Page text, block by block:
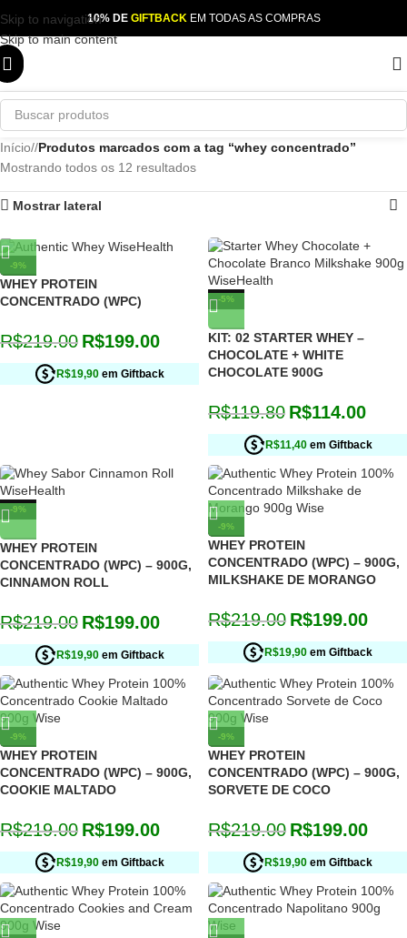
Skip to navigation
Skip to main content
10% DE GIFTBACKEM TODAS AS COMPRAS
Início/ Produtos marcados com a tag “whey concentrado”
Mostrando todos os 12 resultados
Mostrar lateral
-9%
WHEY PROTEIN
CONCENTRADO (WPC)
R$219.00 R$199.00
R$19,90 em Giftback
-5%
KIT: 02 STARTER WHEY –
CHOCOLATE + WHITE
CHOCOLATE 900G
R$119.80 R$114.00
R$11,40em Giftback
-9%
WHEY PROTEIN
CONCENTRADO (WPC) – 900G,
CINNAMON ROLL
R$219.00 R$199.00
R$19,90 em Giftback
-9%
WHEY PROTEIN
CONCENTRADO (WPC) – 900G,
MILKSHAKE DE MORANGO
R$219.00 R$199.00
R$19,90 em Giftback
-9%
WHEY PROTEIN
CONCENTRADO (WPC) – 900G,
COOKIE MALTADO
R$219.00 R$199.00
R$19,90 em Giftback
-9%
WHEY PROTEIN
CONCENTRADO (WPC) – 900G,
SORVETE DE COCO
R$219.00 R$199.00
R$19,90 em Giftback